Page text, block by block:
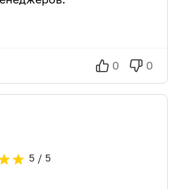
0 0
5/ 5